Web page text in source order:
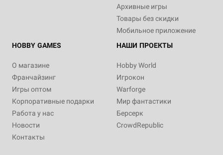
Архивные игры
Товары без скидки
Мобильное приложение
HOBBY GAMES
О магазине
Франчайзинг
Игры оптом
Корпоративные подарки
Работа у нас
Новости
Контакты
НАШИ ПРОЕКТЫ
Hobby World
Игрокон
Warforge
Мир фантастики
Берсерк
CrowdRepublic